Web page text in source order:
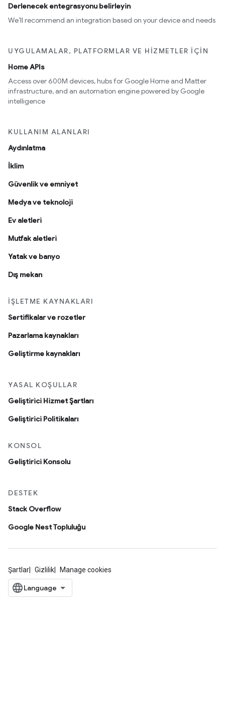
Derlenecek entegrasyonu belirleyin
We’ll recommend an integration based on your device and needs
UYGULAMALAR, PLATFORMLAR VE HIZMETLER IÇIN
Home APIs
Access over 600M devices, hubs for Google Home and Matter
infrastructure, and an automation engine powered by Google
intelligence
KULLANIM ALANLARI
Aydınlatma
İklim
Güvenlik ve emniyet
Medya ve teknoloji
Ev aletleri
Mutfak aletleri
Yatak ve banyo
Dış mekan
İŞLETME KAYNAKLARI
Sertifikalar ve rozetler
Pazarlama kaynakları
Geliştirme kaynakları
YASAL KOŞULLAR
Geliştirici Hizmet Şartları
Geliştirici Politikaları
KONSOL
Geliştirici Konsolu
DESTEK
Stack Overflow
Google Nest Topluluğu
Şartlar Gizlilik Manage cookies